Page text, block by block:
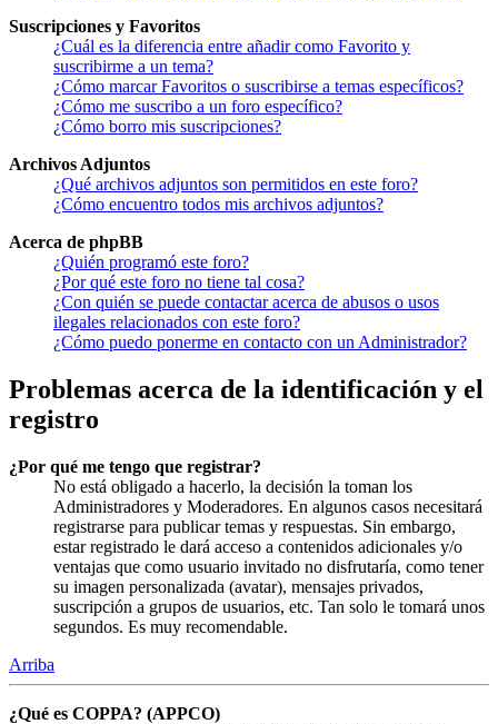
Suscripciones y Favoritos
¿Cuál es la diferencia entre añadir como Favorito y
suscribirme a un tema?
¿Cómo marcar Favoritos o suscribirse a temas específicos?
¿Cómo me suscribo a un foro específico?
¿Cómo borro mis suscripciones?
Archivos Adjuntos
¿Qué archivos adjuntos son permitidos en este foro?
¿Cómo encuentro todos mis archivos adjuntos?
Acerca de phpBB
¿Quién programó este foro?
¿Por qué este foro no tiene tal cosa?
¿Con quién se puede contactar acerca de abusos o usos
ilegales relacionados con este foro?
¿Cómo puedo ponerme en contacto con un Administrador?
Problemas acerca de la identificación y el
registro
¿Por qué me tengo que registrar?
No está obligado a hacerlo, la decisión la toman los
Administradores y Moderadores. En algunos casos necesitará
registrarse para publicar temas y respuestas. Sin embargo,
estar registrado le dará acceso a contenidos adicionales y/o
ventajas que como usuario invitado no disfrutaría, como tener
su imagen personalizada (avatar), mensajes privados,
suscripción a grupos de usuarios, etc. Tan solo le tomará unos
segundos. Es muy recomendable.
Arriba
¿Qué es COPPA? (APPCO)